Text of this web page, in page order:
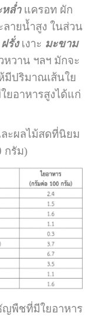
ล่ำแครอท ผัก
ายน้ำสูง ในส่วน
ฝรั่งเงาะ มะขาม
วาน ฯลฯ มักจะ
มีปริมาณเส้นใย
ยอาหารสูงได้แก่
ะผลไม้สดที่นิยม
กรัม)
ญพืชที่มีใยอาหาร